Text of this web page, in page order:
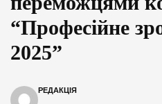
“Професійне
2025”
РЕДАКЦІЯ